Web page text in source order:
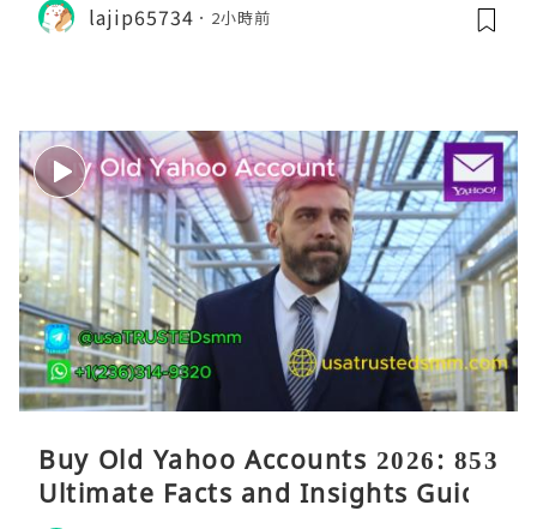
lajip65734 2小時前
Buy Old Yahoo Accounts 2026: 853
Ultimate Facts and Insights Guide